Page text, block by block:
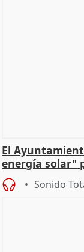
El
energía solar"
Sonido